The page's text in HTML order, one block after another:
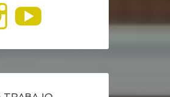
Ver
perfil
de
YouTube